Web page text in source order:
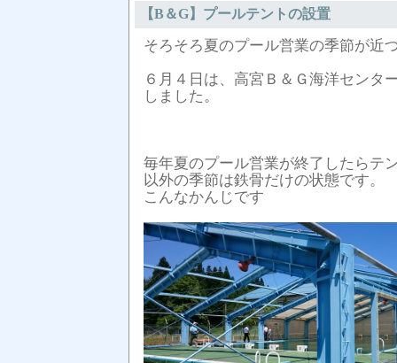
【B＆G】プールテントの設置
そろそろ夏のプール営業の季節が近
６月４日は、高宮Ｂ＆Ｇ海洋センタ
しました。
毎年夏のプール営業が終了したらテ
以外の季節は鉄骨だけの状態です。
こんなかんじです